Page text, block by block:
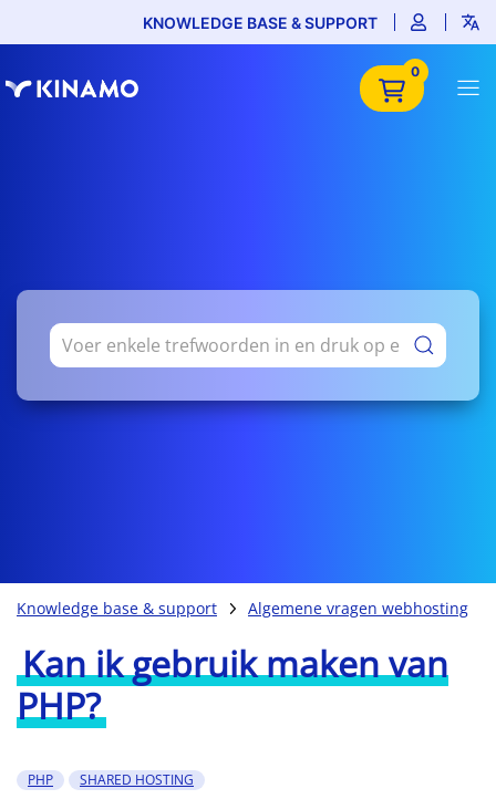
KNOWLEDGE BASE & SUPPORT
0
Knowledge base & support Algemene vragen webhosting
Kan ik gebruik maken van
PHP?
PHP SHARED HOSTING